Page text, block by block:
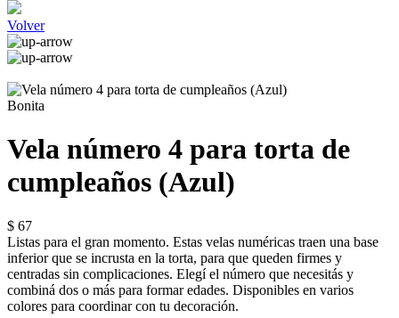
Volver
Bonita
Vela número 4 para torta de
cumpleaños (Azul)
$ 67
Listas para el gran momento. Estas velas numéricas traen una base
inferior que se incrusta en la torta, para que queden firmes y
centradas sin complicaciones. Elegí el número que necesitás y
combiná dos o más para formar edades. Disponibles en varios
colores para coordinar con tu decoración.